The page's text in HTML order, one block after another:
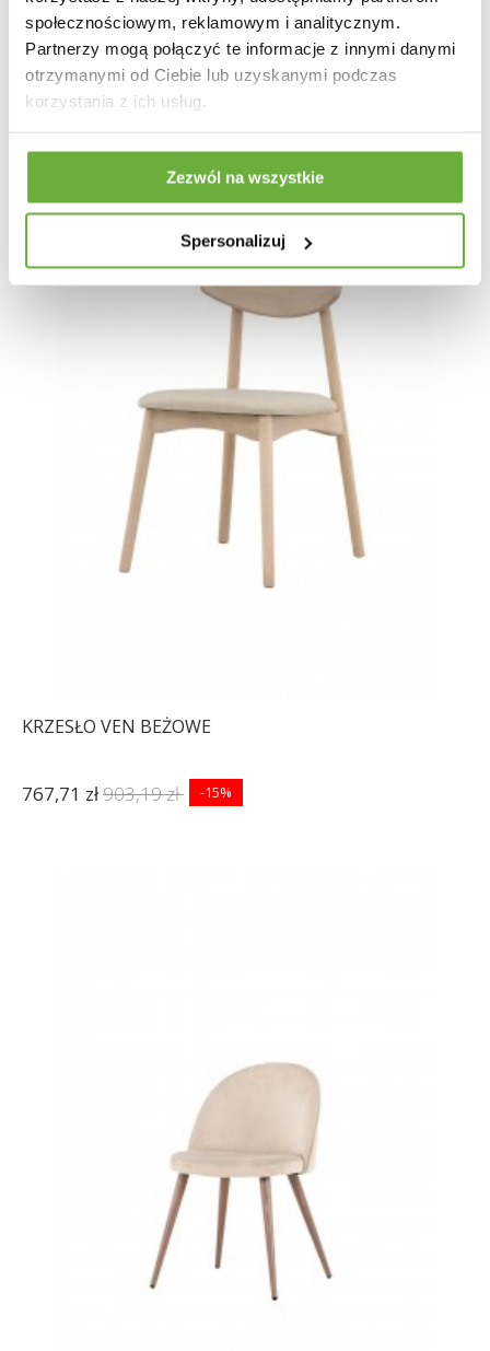
społecznościowym, reklamowym i analitycznym.
Partnerzy mogą połączyć te informacje z innymi danymi
otrzymanymi od Ciebie lub uzyskanymi podczas
korzystania z ich usług.
Zezwól na wszystkie
Spersonalizuj
1 004,83 zł1 196,23 zł -16%
KRZESŁO VEN BEŻOWE
767,71 zł903,19 zł -15%